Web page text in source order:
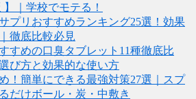
】｜学校でモテる！
プリおすすめランキング25選！効果
徹底比較必見
すすめの口臭タブレット11種徹底比
び方と効果的な使い方
！簡単にできる最強対策27選｜スプ
だけボール・炭・中敷き